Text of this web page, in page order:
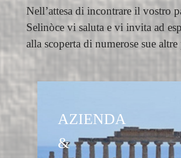
Nell’attesa di incontrare il vostro
Selinòce vi saluta e vi invita ad
alla scoperta di numerose sue
AZIENDA
&